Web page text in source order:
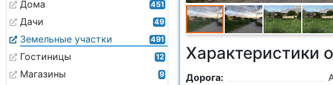
Дома 451
Дачи 49
Земельные участки 491
Гостиницы 12
Магазины 9
Характеристики
Дорога: